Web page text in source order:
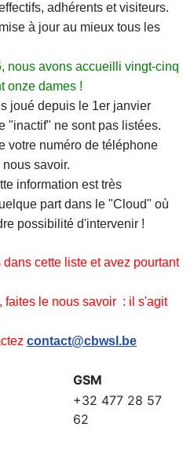
adhérents et visiteurs.
à jour au mieux tous les
nous avons accueilli vingt-cinq
onze dames !
joué depuis le 1er janvier
"inactif" ne sont pas listées.
votre numéro de téléphone
savoir.
information est très
part dans le "Cloud" où
possibilité d'intervenir !
cette liste et avez pourtant
faites le nous savoir : il s'agit
contact@cbwsl.be
GSM
+32 477 28 57
62